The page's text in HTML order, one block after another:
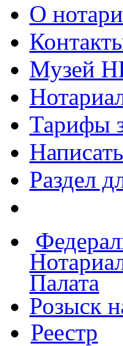
О
Музей
Тарифы
Раздел
Палата
Розыск
Реестр